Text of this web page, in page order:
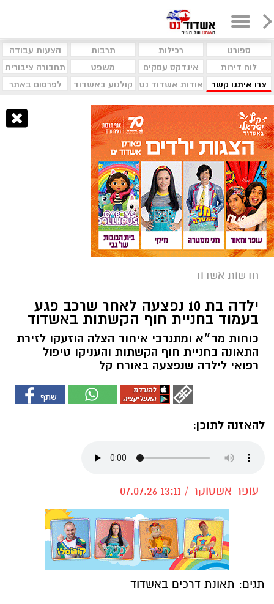
ספורט רכילות תרבות
הצעות עבודה
לוח דירות
אינדקס עסקים משפט
תחבורה ציבורית
צרו איתנו קשר
אודות אשדוד נט קולנוע באשדוד לפרסום באתר
חדשות אשדוד
ילדה בת 10 נפצעה לאחר שרכב פגע
בעמוד בחניית חוף הקשתות באשדוד
כוחות מד״א ומתנדבי איחוד הצלה הוזעקו לזירת
התאונה בחניית חוף הקשתות והעניקו טיפול
רפואי לילדה שנפצעה באורח קל
להאזנה לתוכן:
עופר אשטוקר / 13:11 07.07.26
תגים: תאונת דרכים באשדוד